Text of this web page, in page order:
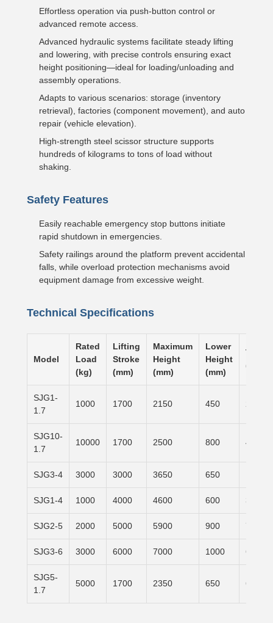
Effortless operation via push-button control or
advanced remote access.
Advanced hydraulic systems facilitate steady lifting
and lowering, with precise controls ensuring exact
height positioning—ideal for loading/unloading and
assembly operations.
Adapts to various scenarios: storage (inventory
retrieval), factories (component movement), and auto
repair (vehicle elevation).
High-strength steel scissor structure supports
hundreds of kilograms to tons of load without
shaking.
Safety Features
Easily reachable emergency stop buttons initiate
rapid shutdown in emergencies.
Safety railings around the platform prevent accidental
falls, while overload protection mechanisms avoid
equipment damage from excessive weight.
Technical Specifications
Model
Rated
Load
(kg)
Lifting
Stroke
(mm)
Maximum
Height
(mm)
Lower
Height
(mm)
Table
(mm)
SJG1-
1.7
1000 1700 2150 450
SJG10-
1.7
10000 1700 2500 800
SJG3-4 3000 3000 3650 650
SJG1-4 1000 4000 4600 600
SJG2-5 2000 5000 5900 900
SJG3-6 3000 6000 7000 1000
SJG5-
1.7
5000 1700 2350 650